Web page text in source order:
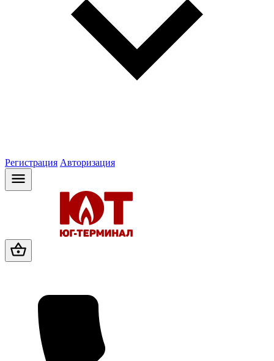
Регистрация Авторизация